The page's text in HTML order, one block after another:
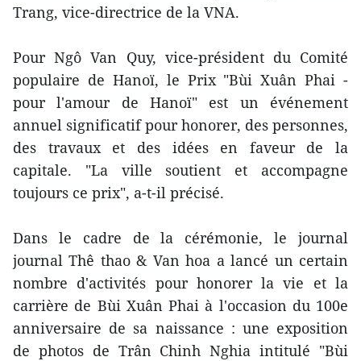
Trang, vice-directrice de la VNA.
Pour Ngô Van Quy, vice-président du Comité
populaire de Hanoï, le Prix "Bùi Xuân Phai -
pour l'amour de Hanoï" est un événement
annuel significatif pour honorer, des personnes,
des travaux et des idées en faveur de la
capitale. "La ville soutient et accompagne
toujours ce prix", a-t-il précisé.
Dans le cadre de la cérémonie, le journal
journal Thê thao & Van hoa a lancé un certain
nombre d'activités pour honorer la vie et la
carrière de Bùi Xuân Phai à l'occasion du 100e
anniversaire de sa naissance : une exposition
de photos de Trân Chinh Nghia intitulé "Bùi